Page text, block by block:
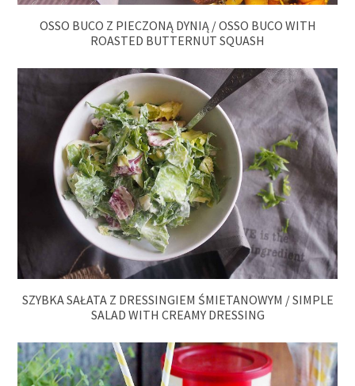
OSSO BUCO Z PIECZONĄ DYNIĄ / OSSO BUCO WITH
ROASTED BUTTERNUT SQUASH
SZYBKA SAŁATA Z DRESSINGIEM ŚMIETANOWYM / SIMPLE
SALAD WITH CREAMY DRESSING